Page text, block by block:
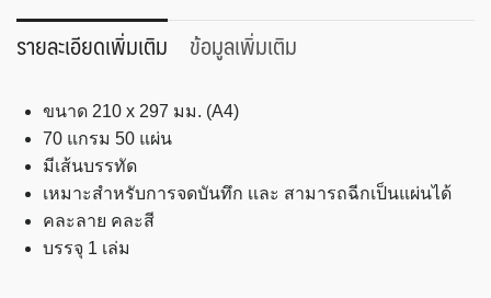
สมุด
ฉีก
ปอนด์
P-
106
ชิ้น
รายละเอียดเพิ่มเติม ข้อมูลเพิ่มเติม
ขนาด 210 x 297 มม. (A4)
70 แกรม 50 แผ่น
มีเส้นบรรทัด
เหมาะสำหรับการจดบันทึก เเละ สามารถฉีกเป็นแผ่นได้
คละลาย คละสี
บรรจุ 1 เล่ม